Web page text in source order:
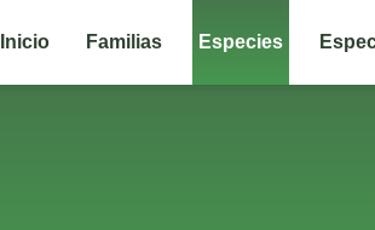
Inicio Familias Especies